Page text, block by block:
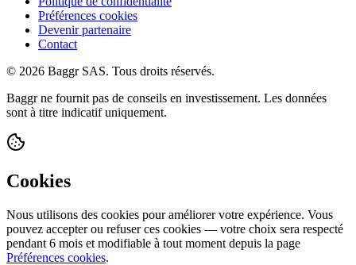
Préférences cookies
Devenir partenaire
Contact
© 2026 Baggr SAS. Tous droits réservés.
Baggr ne fournit pas de conseils en investissement. Les données
sont à titre indicatif uniquement.
Cookies
Nous utilisons des cookies pour améliorer votre expérience. Vous
pouvez accepter ou refuser ces cookies — votre choix sera respecté
pendant 6 mois et modifiable à tout moment depuis la page
Préférences cookies.